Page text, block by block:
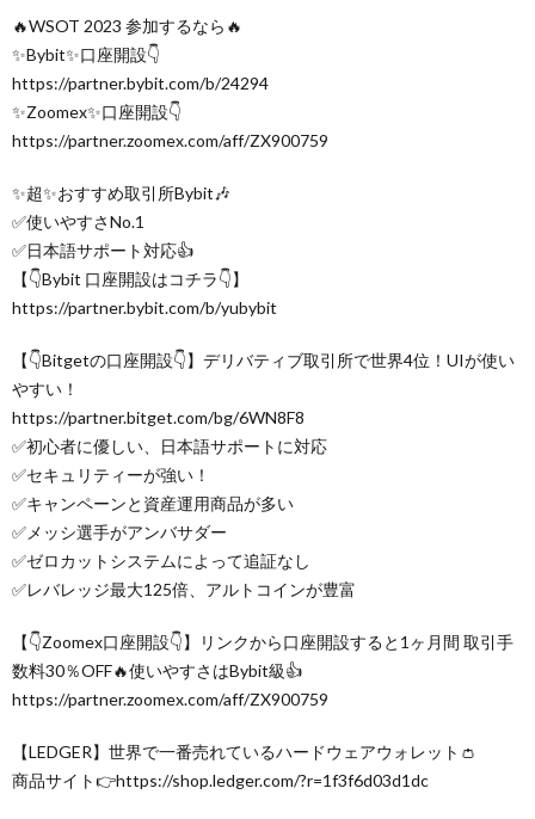
🔥WSOT 2023 参加するなら🔥
✨Bybit✨口座開設👇
https://partner.bybit.com/b/24294
✨Zoomex✨口座開設👇
https://partner.zoomex.com/aff/ZX900759
✨超✨おすすめ取引所Bybit🎶
✅使いやすさNo.1
✅日本語サポート対応👍
【👇Bybit 口座開設はコチラ👇】
https://partner.bybit.com/b/yubybit
【👇Bitgetの口座開設👇】デリバティブ取引所で世界4位！UIが使い
やすい！
https://partner.bitget.com/bg/6WN8F8
✅初心者に優しい、日本語サポートに対応
✅セキュリティーが強い！
✅キャンペーンと資産運用商品が多い
✅メッシ選手がアンバサダー
✅ゼロカットシステムによって追証なし
✅レバレッジ最大125倍、アルトコインが豊富
【👇Zoomex口座開設👇】リンクから口座開設すると1ヶ月間 取引手
数料30％OFF🔥使いやすさはBybit級👍
https://partner.zoomex.com/aff/ZX900759
【LEDGER】世界で一番売れているハードウェアウォレット👛
商品サイト👉https://shop.ledger.com/?r=1f3f6d03d1dc